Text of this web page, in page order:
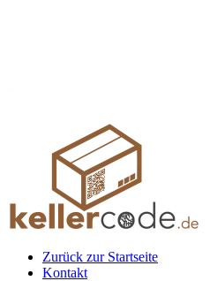
Zurück zur Startseite
Kontakt